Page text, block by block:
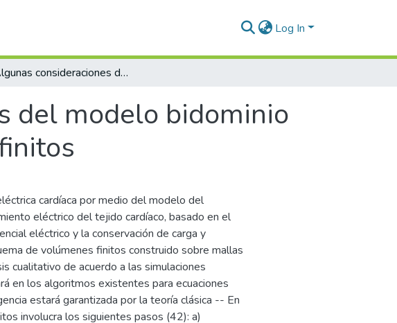
Log In
Algunas consideraciones del modelo bidominio basado en el método de volúmenes finitos
del modelo bidominio
cardíaca por medio del modelo del
eléctrico del tejido cardíaco, basado en el
eléctrico y la conservación de carga y
de volúmenes finitos construido sobre mallas
cualitativo de acuerdo a las simulaciones
en los algoritmos existentes para ecuaciones
estará garantizada por la teoría clásica -- En
involucra los siguientes pasos (42): a)